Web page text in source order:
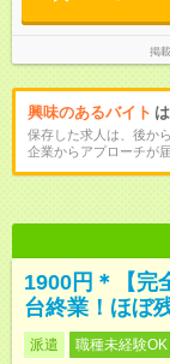
掲
興味のあるバイト
保存した求人は、後か
企業からアプローチが
1900円＊【完
台終業！ほぼ
派遣 職種未経験OK